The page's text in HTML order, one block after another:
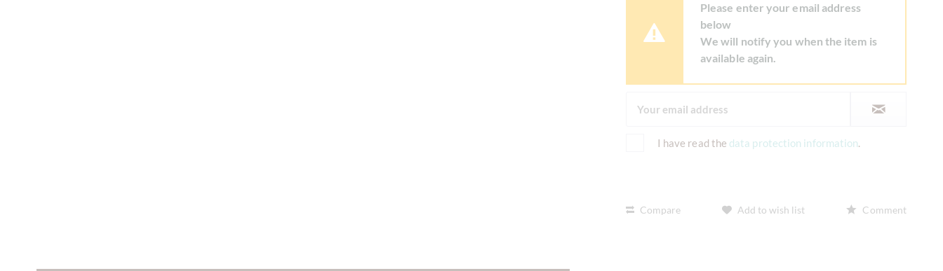
Please enter your email address
below
We will notify you when the item is
available again.
I have read the data protection information.
Compare Add to wish list Comment